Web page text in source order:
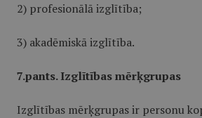
2) profesionālā izglītība;
3) akadēmiskā izglītība.
7.pants. Izglītības mērķgrupas
Izglītības mērķgrupas ir personu